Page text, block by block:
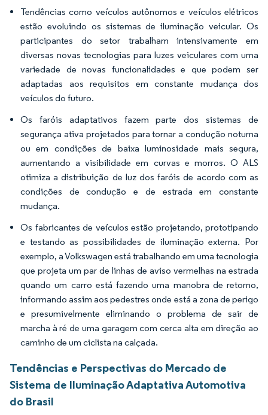
Tendências como veículos autônomos e veículos elétricos
estão evoluindo os sistemas de iluminação veicular. Os
participantes do setor trabalham intensivamente em
diversas novas tecnologias para luzes veiculares com uma
variedade de novas funcionalidades e que podem ser
adaptadas aos requisitos em constante mudança dos
veículos do futuro.
Os faróis adaptativos fazem parte dos sistemas de
segurança ativa projetados para tornar a condução noturna
ou em condições de baixa luminosidade mais segura,
aumentando a visibilidade em curvas e morros. O ALS
otimiza a distribuição de luz dos faróis de acordo com as
condições de condução e de estrada em constante
mudança.
Os fabricantes de veículos estão projetando, prototipando
e testando as possibilidades de iluminação externa. Por
exemplo, a Volkswagen está trabalhando em uma tecnologia
que projeta um par de linhas de aviso vermelhas na estrada
quando um carro está fazendo uma manobra de retorno,
informando assim aos pedestres onde está a zona de perigo
e presumivelmente eliminando o problema de sair de
marcha à ré de uma garagem com cerca alta em direção ao
caminho de um ciclista na calçada.
Tendências e Perspectivas do Mercado de
Sistema de Iluminação Adaptativa Automotiva
do Brasil